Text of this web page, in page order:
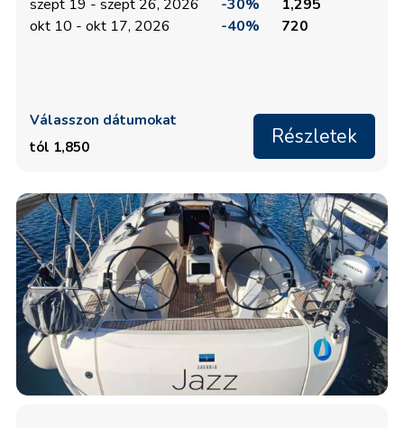
szept 19 - szept 26, 2026 -30%
1,295
okt 10 - okt 17, 2026
-40% 720
Válasszon dátumokat
tól 1,850
Részletek